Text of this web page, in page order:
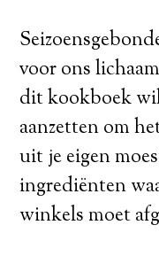
voor ons
dit kookboek
aanzetten om
uit je eigen
ingrediënten
winkels moet